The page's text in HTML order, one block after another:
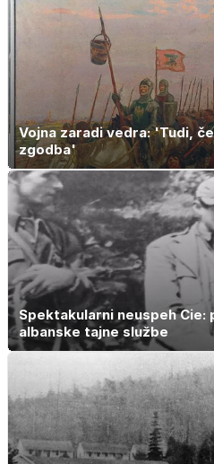
Vojna zaradi vedra: 'Tudi,
zgodba'
Spektakularni neuspeh Cie:
albanske tajne službe